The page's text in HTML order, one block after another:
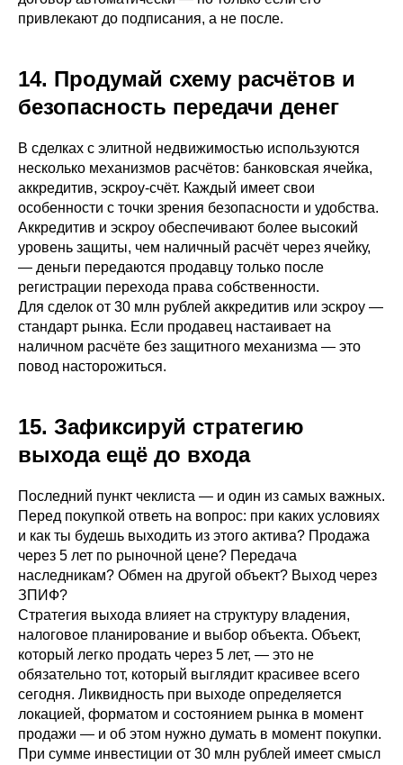
привлекают до подписания, а не после.
14. Продумай схему расчётов и
безопасность передачи денег
В сделках с элитной недвижимостью используются
несколько механизмов расчётов: банковская ячейка,
аккредитив, эскроу-счёт. Каждый имеет свои
особенности с точки зрения безопасности и удобства.
Аккредитив и эскроу обеспечивают более высокий
уровень защиты, чем наличный расчёт через ячейку,
— деньги передаются продавцу только после
регистрации перехода права собственности.
Для сделок от 30 млн рублей аккредитив или эскроу —
стандарт рынка. Если продавец настаивает на
наличном расчёте без защитного механизма — это
повод насторожиться.
15. Зафиксируй стратегию
выхода ещё до входа
Последний пункт чеклиста — и один из самых важных.
Перед покупкой ответь на вопрос: при каких условиях
и как ты будешь выходить из этого актива? Продажа
через 5 лет по рыночной цене? Передача
наследникам? Обмен на другой объект? Выход через
ЗПИФ?
Стратегия выхода влияет на структуру владения,
налоговое планирование и выбор объекта. Объект,
который легко продать через 5 лет, — это не
обязательно тот, который выглядит красивее всего
сегодня. Ликвидность при выходе определяется
локацией, форматом и состоянием рынка в момент
продажи — и об этом нужно думать в момент покупки.
При сумме инвестиции от 30 млн рублей имеет смысл